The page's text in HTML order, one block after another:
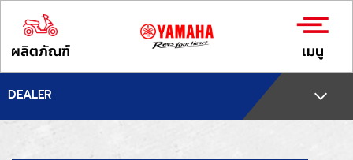
ผลิตภัณฑ์ เมนู
DEALER